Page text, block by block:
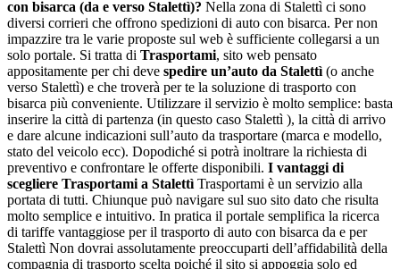
con bisarca (da e verso Stalettì)? Nella zona di Stalettì ci sono
diversi corrieri che offrono spedizioni di auto con bisarca. Per non
impazzire tra le varie proposte sul web è sufficiente collegarsi a un
solo portale. Si tratta di Trasportami, sito web pensato
appositamente per chi deve spedire un’auto da Stalettì (o anche
verso Stalettì) e che troverà per te la soluzione di trasporto con
bisarca più conveniente. Utilizzare il servizio è molto semplice: basta
inserire la città di partenza (in questo caso Stalettì ), la città di arrivo
e dare alcune indicazioni sull’auto da trasportare (marca e modello,
stato del veicolo ecc). Dopodiché si potrà inoltrare la richiesta di
preventivo e confrontare le offerte disponibili. I vantaggi di
scegliere Trasportami a Stalettì Trasportami è un servizio alla
portata di tutti. Chiunque può navigare sul suo sito dato che risulta
molto semplice e intuitivo. In pratica il portale semplifica la ricerca
di tariffe vantaggiose per il trasporto di auto con bisarca da e per
Stalettì Non dovrai assolutamente preoccuparti dell’affidabilità della
compagnia di trasporto scelta poiché il sito si appoggia solo ed